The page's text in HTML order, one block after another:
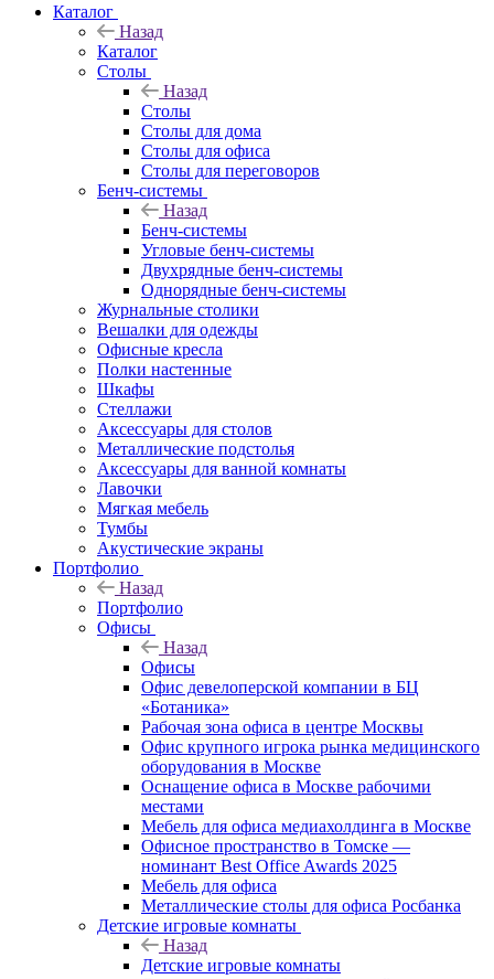
Каталог
Назад
Каталог
Столы
Назад
Столы
Столы для дома
Столы для офиса
Столы для переговоров
Бенч-системы
Назад
Бенч-системы
Угловые бенч-системы
Двухрядные бенч-системы
Однорядные бенч-системы
Журнальные столики
Вешалки для одежды
Офисные кресла
Полки настенные
Шкафы
Стеллажи
Аксессуары для столов
Металлические подстолья
Аксессуары для ванной комнаты
Лавочки
Мягкая мебель
Тумбы
Акустические экраны
Портфолио
Назад
Портфолио
Офисы
Назад
Офисы
Офис девелоперской компании в БЦ
«Ботаника»
Рабочая зона офиса в центре Москвы
Офис крупного игрока рынка медицинского
оборудования в Москве
Оснащение офиса в Москве рабочими
местами
Мебель для офиса медиахолдинга в Москве
Офисное пространство в Томске —
номинант Best Office Awards 2025
Мебель для офиса
Металлические столы для офиса Росбанка
Детские игровые комнаты
Назад
Детские игровые комнаты